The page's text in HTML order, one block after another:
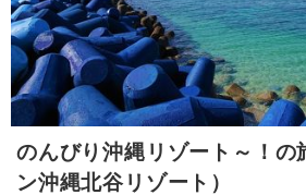
のんびり沖縄リゾート～！の
ン沖縄北谷リゾート）